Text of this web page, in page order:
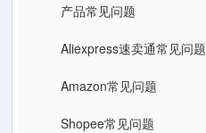
产品常见问题
Aliexpress速卖通常见问题
Amazon常见问题
Shopee常见问题